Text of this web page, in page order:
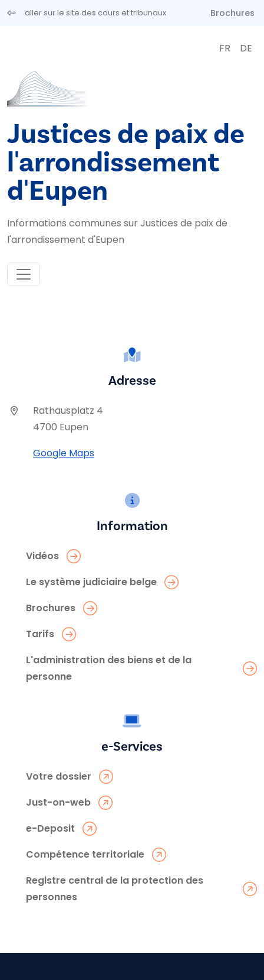
Aller au contenu principal
aller sur le site des cours et tribunaux Brochures
FR DE
Justices de paix de
l'arrondissement
d'Eupen
Informations communes sur Justices de paix de
l'arrondissement d'Eupen
Adresse
Rathausplatz 4
4700 Eupen
Google Maps
Information
Vidéos
Le système judiciaire belge
Brochures
Tarifs
L'administration des biens et de la
personne
e-Services
Votre dossier
Just-on-web
e-Deposit
Compétence territoriale
Registre central de la protection des
personnes